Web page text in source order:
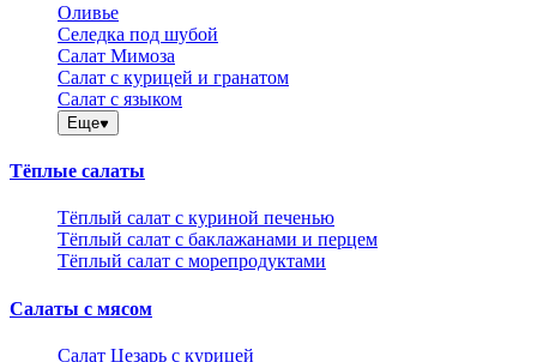
Оливье
Селедка под шубой
Салат Мимоза
Салат с курицей и гранатом
Салат с языком
Еще
Тёплые салаты
Тёплый салат с куриной печенью
Тёплый салат с баклажанами и перцем
Тёплый салат с морепродуктами
Салаты с мясом
Салат Цезарь с курицей